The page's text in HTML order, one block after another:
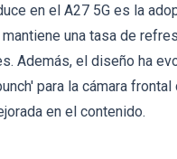
en el A27 5G es la
una tasa de
Además, el diseño ha
para la cámara
en el contenido.